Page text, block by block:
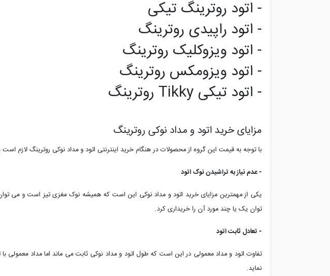
- اتود روترینگ تیکی
- اتود راپیدی روترینگ
- اتود ویزوکلیک روترینگ
- اتود ویزومکس روترینگ
- اتود تیکی Tikky روترینگ
مزایای خرید اتود و مداد نوکی روترینگ
با توجه به قیمت این گروه از محصولات در هنگام خرید اینترنتی اتود و مداد نوکی روترینگ لازم
- عدم نیاز به تراشیدن نوک اتود
یکی از مهمترین مزایای خرید اتود و مداد نوکی این است که همیشه نوک مغزی تیز است و می
توان یک یا چند مورد آن را خریداری کرد.
- تعادل ثابت اتود
تفاوت اتود و مداد معمولی در این است که طول اتود و مداد نوکی ثابت می ماند اما مداد معمولی
نماید.